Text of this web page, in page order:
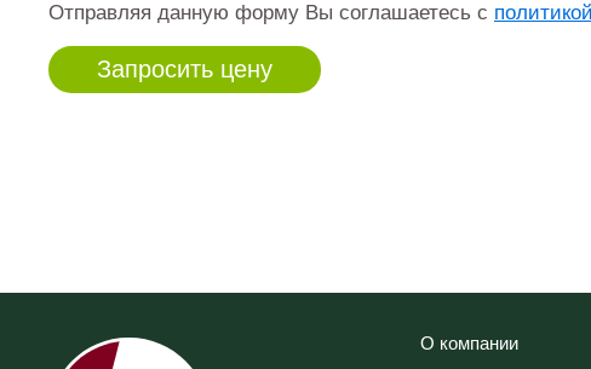
Отправляя данную форму Вы соглашаетесь с
О компании